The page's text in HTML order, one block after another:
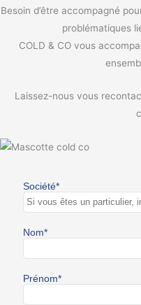
Besoin d’être accompagné
problématiques
COLD & CO vous
Laissez-nous vous